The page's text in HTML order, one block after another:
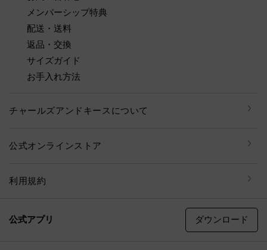
メンバーシップ特典
配送・送料
返品・交換
サイズガイド
お手入れ方法
チャールズアンドキースについて
公式オンラインストア
利用規約
公式アプリ ダウンロード